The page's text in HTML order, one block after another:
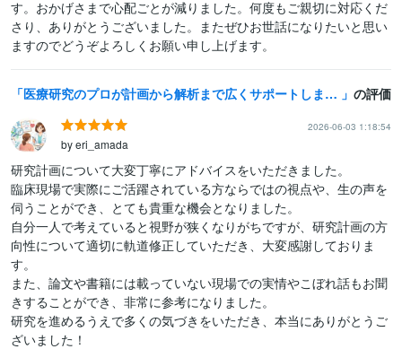
す。おかげさまで心配ごとが減りました。何度もご親切に対応くだ
さり、ありがとうございました。またぜひお世話になりたいと思い
ますのでどうぞよろしくお願い申し上げます。
医療研究のプロが計画から解析まで広くサポートします 医療現場で働く皆さまの研究を、豊富な経験と知識で支援します。 の評価
2026-06-03 1:18:54
by eri_amada
研究計画について大変丁寧にアドバイスをいただきました。
臨床現場で実際にご活躍されている方ならではの視点や、生の声を
伺うことができ、とても貴重な機会となりました。
自分一人で考えていると視野が狭くなりがちですが、研究計画の方
向性について適切に軌道修正していただき、大変感謝しておりま
す。
また、論文や書籍には載っていない現場での実情やこぼれ話もお聞
きすることができ、非常に参考になりました。
研究を進めるうえで多くの気づきをいただき、本当にありがとうご
ざいました！